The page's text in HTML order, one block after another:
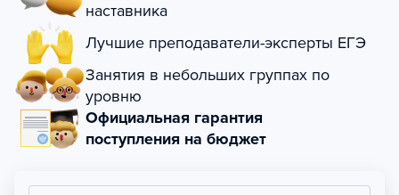
наставника
Лучшие преподаватели-эксперты ЕГЭ
Занятия в небольших группах по
уровню
Официальная гарантия
поступления на бюджет